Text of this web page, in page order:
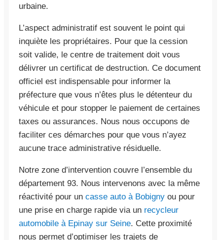
urbaine.
L’aspect administratif est souvent le point qui
inquiète les propriétaires. Pour que la cession
soit valide, le centre de traitement doit vous
délivrer un certificat de destruction. Ce document
officiel est indispensable pour informer la
préfecture que vous n’êtes plus le détenteur du
véhicule et pour stopper le paiement de certaines
taxes ou assurances. Nous nous occupons de
faciliter ces démarches pour que vous n’ayez
aucune trace administrative résiduelle.
Notre zone d’intervention couvre l’ensemble du
département 93. Nous intervenons avec la même
réactivité pour un casse auto à Bobigny ou pour
une prise en charge rapide via un recycleur
automobile à Epinay sur Seine. Cette proximité
nous permet d’optimiser les trajets de